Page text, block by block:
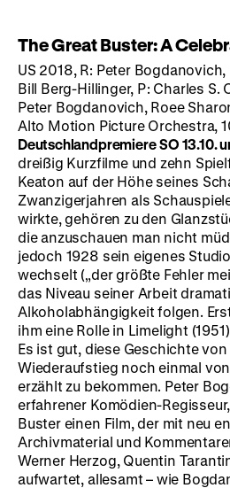
The Great Buster: A
US 2018, R: Peter
Bill Berg-Hillinger, P: Charles S.
Peter Bogdanovich, Roee
Alto Motion Picture Orchestra,
Deutschlandpremiere SO 13.10.
dreißig Kurzfilme und zehn
Keaton auf der Höhe seines
Zwanzigerjahren als
wirkte, gehören zu den
die anzuschauen man nicht
jedoch 1928 sein eigenes
wechselt („der größte Fehler
das Niveau seiner Arbeit
Alkoholabhängigkeit folgen.
ihm eine Rolle in Limelight
Es ist gut, diese Geschichte
Wiederaufstieg noch einmal
erzählt zu bekommen. Peter
erfahrener Komödien-
Buster einen Film, der mit neu
Archivmaterial und
Werner Herzog, Quentin
aufwartet, allesamt – wie